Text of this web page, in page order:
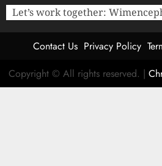
Let’s work together:
Contact Us Privacy Policy
Copyright © All rights reserved. |